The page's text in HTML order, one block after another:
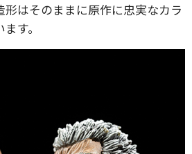
形はそのままに原作に忠実なカラ
す。